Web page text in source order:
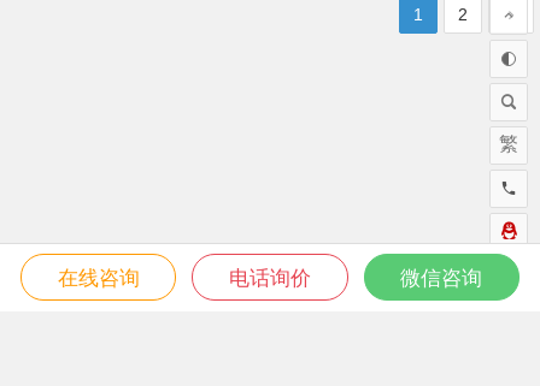
1 2
繁
在线咨询 电话询价 微信咨询